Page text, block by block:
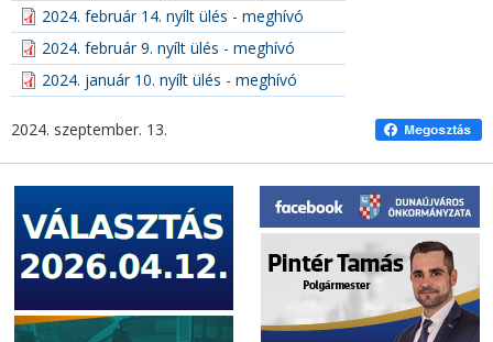
2024. február 14. nyílt ülés - meghívó
2024. február 9. nyílt ülés - meghívó
2024. január 10. nyílt ülés - meghívó
2024. szeptember. 13.